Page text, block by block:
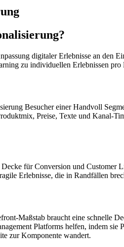
digitaler Erlebnisse an den
zu individuellen Erlebnissen
Besucher einer Handvoll
Preise, Texte und Kanal-
für Conversion und Customer
Erlebnisse, die in Randfällen
Maßstab braucht eine schnelle
Platforms helfen, indem
zur Komponente wandert.